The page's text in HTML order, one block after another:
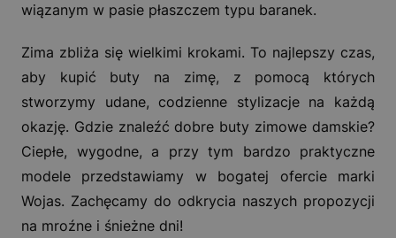
wiązanym w pasie płaszczem typu baranek.
Zima zbliża się wielkimi krokami. To najlepszy czas,
aby kupić buty na zimę, z pomocą których
stworzymy udane, codzienne stylizacje na każdą
okazję. Gdzie znaleźć dobre buty zimowe damskie?
Ciepłe, wygodne, a przy tym bardzo praktyczne
modele przedstawiamy w bogatej ofercie marki
Wojas. Zachęcamy do odkrycia naszych propozycji
na mroźne i śnieżne dni!